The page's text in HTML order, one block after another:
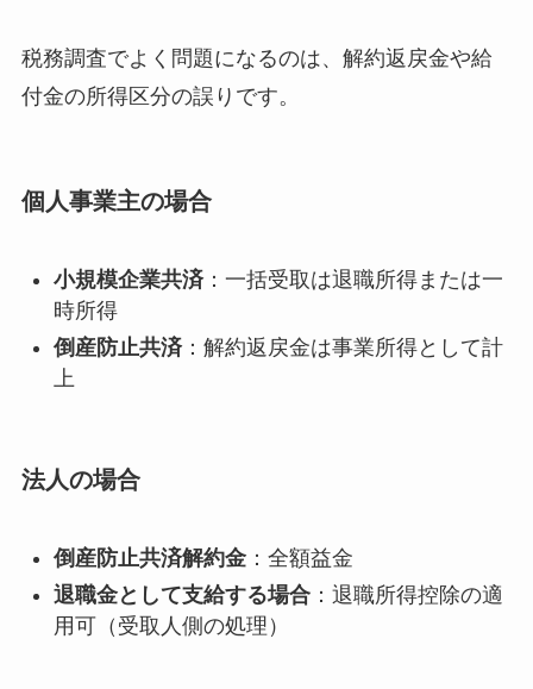
税務調査でよく問題になるのは、解約返戻金や給
付金の所得区分の誤りです。
個人事業主の場合
小規模企業共済：一括受取は退職所得または一
時所得
倒産防止共済：解約返戻金は事業所得として計
上
法人の場合
倒産防止共済解約金：全額益金
退職金として支給する場合：退職所得控除の適
用可（受取人側の処理）